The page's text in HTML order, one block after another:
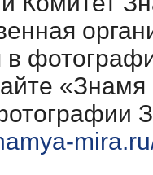
в